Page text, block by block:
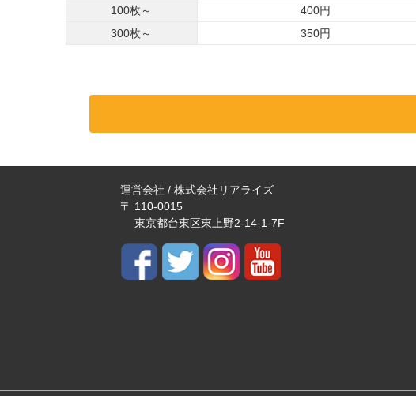
100枚～
400円
300枚～
350円
運営会社 / 株式会社リアライズ
〒 110-0015
東京都台東区東上野2-14-1-7F